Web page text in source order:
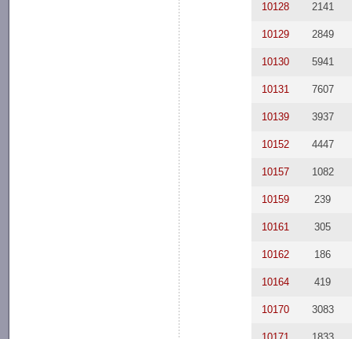
10128 2141
10129 2849
10130 5941
10131 7607
10139 3937
10152 4447
10157 1082
10159 239
10161 305
10162 186
10164 419
10170 3083